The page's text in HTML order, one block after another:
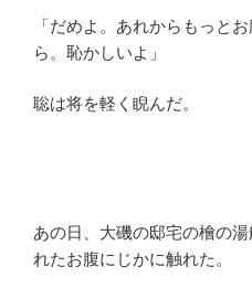
「だめよ。あれからもっと
ら。恥かしいよ」
聡は将を軽く睨んだ。
あの日、大磯の邸宅の檜の
れたお腹にじかに触れた。